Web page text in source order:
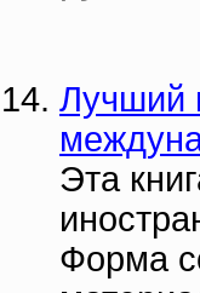
Лучший
Эта
Форма